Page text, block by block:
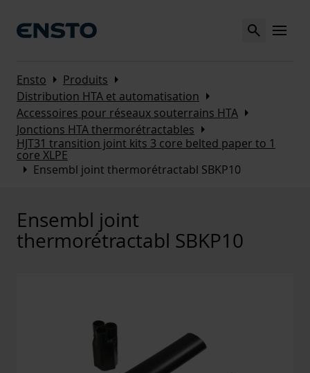
Search MENU
Ensto Arrow_right Produits Arrow_right
Distribution HTA et automatisation Arrow_right
Accessoires pour réseaux souterrains HTA Arrow_right
Jonctions HTA thermorétractables Arrow_right
HJT31 transition joint kits 3 core belted paper to 1
core XLPE
Arrow_right Ensembl joint thermorétractabl SBKP10
Ensembl joint
thermorétractabl SBKP10